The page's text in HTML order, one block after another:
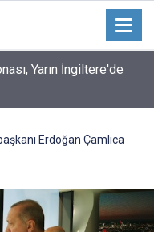
Yarın İngiltere'de
Erdoğan Çamlıca